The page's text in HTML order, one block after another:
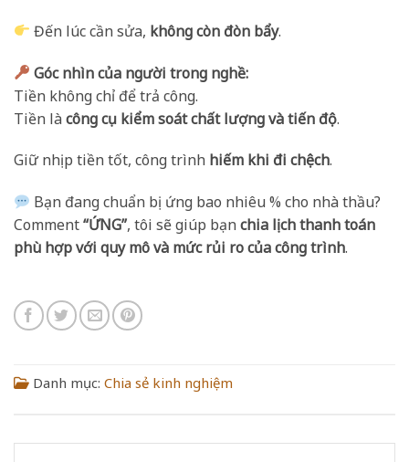
Đến lúc cần sửa, không còn đòn bẩy.
Góc nhìn của người trong nghề:
Tiền không chỉ để trả công.
Tiền là công cụ kiểm soát chất lượng và tiến độ.
Giữ nhịp tiền tốt, công trình hiếm khi đi chệch.
Bạn đang chuẩn bị ứng bao nhiêu % cho nhà thầu?
Comment“ỨNG”, tôi sẽ giúp bạn chia lịch thanh toán
phù hợp với quy mô và mức rủi ro của công trình.
Danh mục: Chia sẻ kinh nghiệm